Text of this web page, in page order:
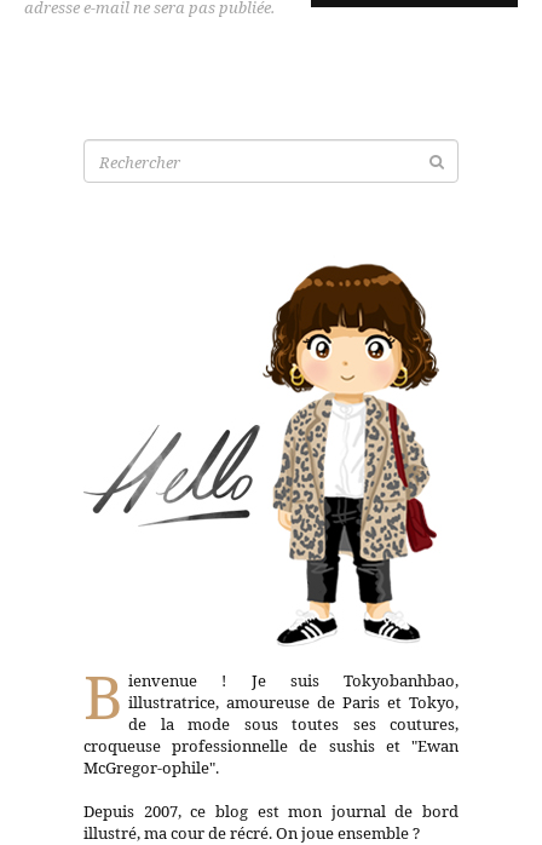
adresse e-mail ne sera pas publiée.
Recherche
pour:
B ienvenue ! Je suis Tokyobanhbao,
illustratrice, amoureuse de Paris et Tokyo,
de la mode sous toutes ses coutures,
croqueuse professionnelle de sushis et "Ewan
McGregor-ophile".
Depuis 2007, ce blog est mon journal de bord
illustré, ma cour de récré. On joue ensemble ?